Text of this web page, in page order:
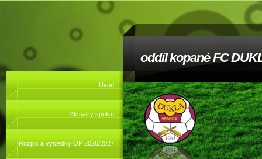
oddíl kopané FC
Úvod
Aktuality spolku
Rozpis a výsledky OP 2026/2027